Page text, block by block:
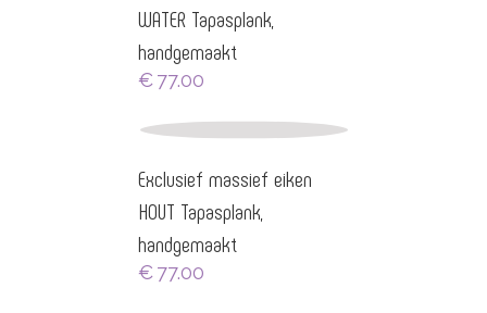
WATER Tapasplank,
handgemaakt
€ 77.00
Exclusief massief eiken
HOUT Tapasplank,
handgemaakt
€ 77.00